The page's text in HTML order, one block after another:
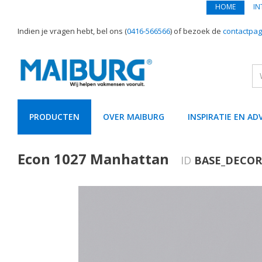
HOME
Indien je vragen hebt, bel ons (0416-566566) of bezoek de
PRODUCTEN OVER MAIBURG INSPIRATIE EN
Econ 1027 Manhattan ID